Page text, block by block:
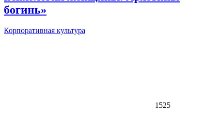
богинь»
Корпоративная культура
1525